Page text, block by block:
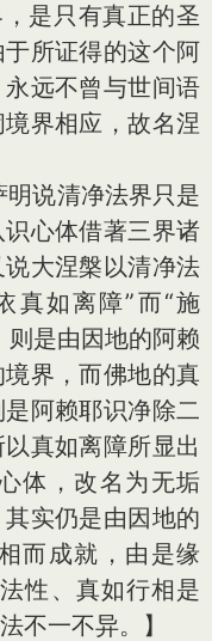
是只有真正的圣
所证得的这个阿
远不曾与世间语
界相应，故名涅
说清净法界只是
心体借著三界诸
大涅槃以清净法
真如离障”而“施
则是由因地的阿赖
界，而佛地的真
阿赖耶识净除二
真如离障所显出
体，改名为无垢
实仍是由因地的
而成就，由是缘
性、真如行相是
不一不异。】